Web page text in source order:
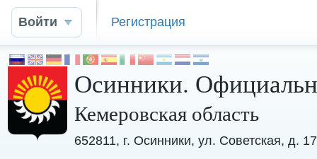
Войти Регистрация
Осинники.
Кемеровская область
652811, г. Осинники, ул. Советская, д.